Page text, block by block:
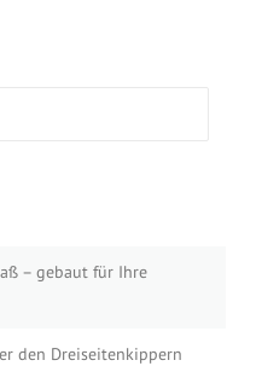
– gebaut für Ihre
den Dreiseitenkippern